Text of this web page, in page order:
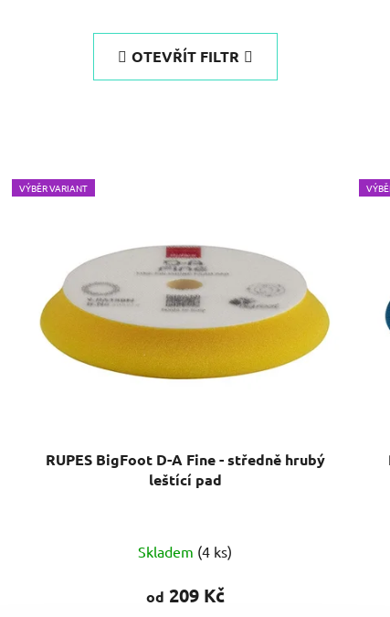
OTEVŘÍT FILTR
VÝBĚR VARIANT
RUPES BigFoot D-A Fine - středně hrubý
leštící pad
Skladem (4 ks)
od 209 Kč